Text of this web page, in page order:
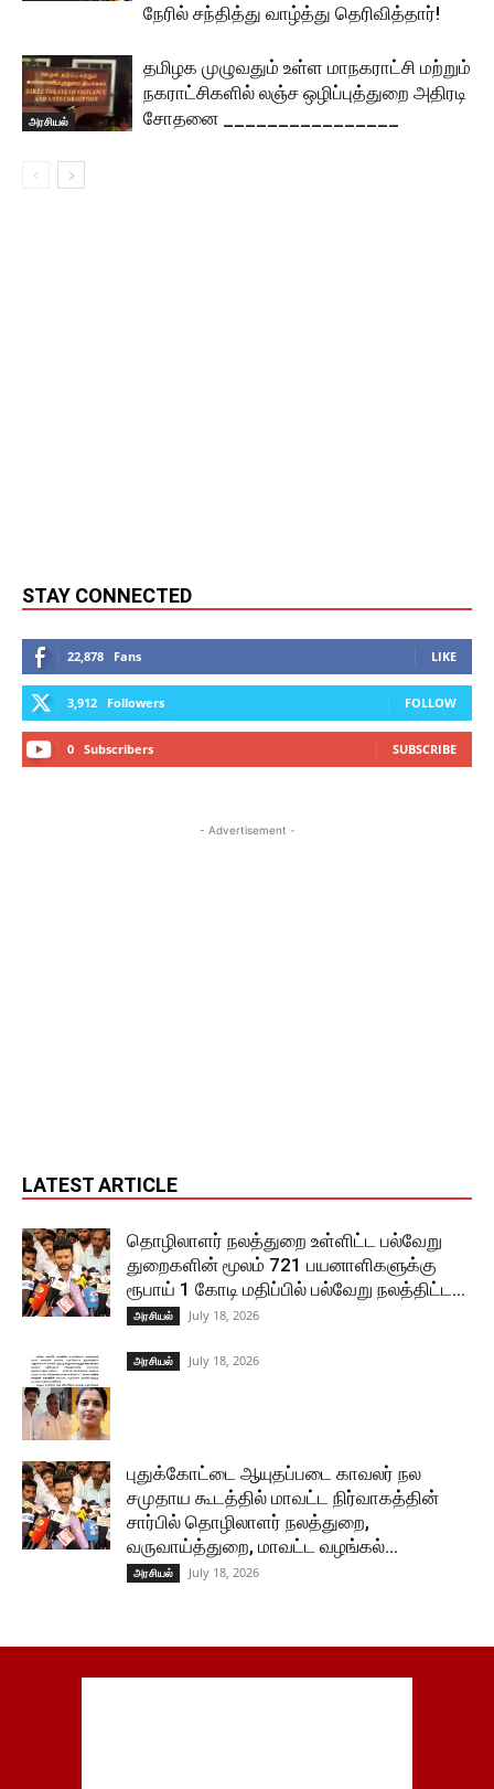
நேரில் சந்தித்து வாழ்த்து தெரிவித்தார்!
அரசியல்
தமிழக முழுவதும் உள்ள மாநகராட்சி மற்றும்
நகராட்சிகளில் லஞ்ச ஒழிப்புத்துறை அதிரடி
சோதனை ________________
STAY CONNECTED
22,878 Fans LIKE
3,912 Followers FOLLOW
0 Subscribers SUBSCRIBE
- Advertisement -
LATEST ARTICLE
தொழிலாளர் நலத்துறை உள்ளிட்ட பல்வேறு
துறைகளின் மூலம் 721 பயனாளிகளுக்கு
ரூபாய் 1 கோடி மதிப்பில் பல்வேறு நலத்திட்ட...
அரசியல் July 18, 2026
அரசியல் July 18, 2026
புதுக்கோட்டை ஆயுதப்படை காவலர் நல
சமுதாய கூடத்தில் மாவட்ட நிர்வாகத்தின்
சார்பில் தொழிலாளர் நலத்துறை,
வருவாய்த்துறை, மாவட்ட வழங்கல்...
அரசியல் July 18, 2026